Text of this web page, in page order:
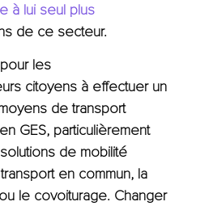
à lui seul plus
de ce secteur.
les
citoyens à effectuer un
de transport
GES, particulièrement
de mobilité
en commun, la
le covoiturage. Changer